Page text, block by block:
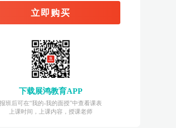
立即购买
下载展鸿教育APP
报班后可在“我的-我的面授”中查看课表
上课时间，上课内容，授课老师